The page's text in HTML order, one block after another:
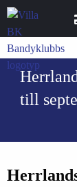
till